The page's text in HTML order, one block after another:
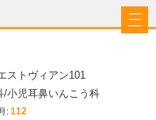
ストヴィアン101
小児耳鼻いんこう科
: 112